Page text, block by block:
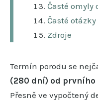
Časté omyly
Časté otázky
Zdroje
Termín porodu se
(280 dní) od prvního
Přesně ve vypočtený